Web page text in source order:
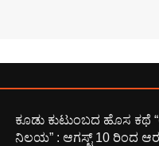
ಕೂಡು ಕುಟುಂಬದ ಹೊಸ ಕಥೆ
ನಿಲಯ” : ಆಗಸ್ಟ್ 10 ರಿಂದ